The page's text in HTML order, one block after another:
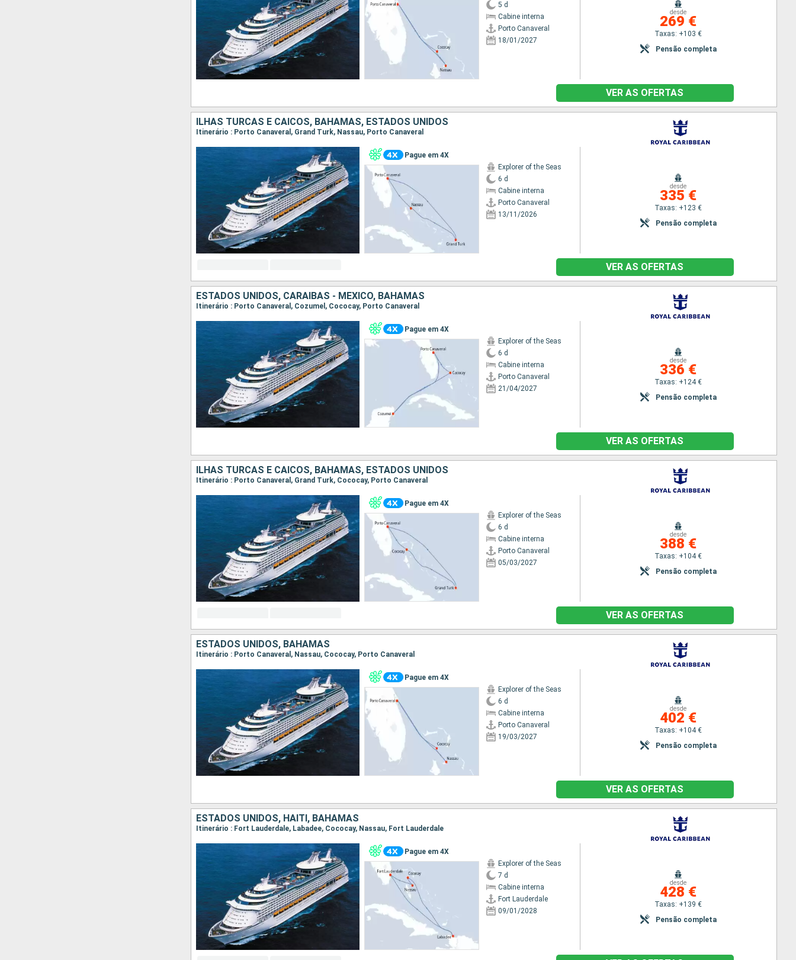
5 d
Cabine interna
Porto Canaveral
18/01/2027
desde
269 €
Taxas: +103 €
Pensão completa
VER AS OFERTAS
ILHAS TURCAS E CAICOS, BAHAMAS, ESTADOS UNIDOS
Itinerário : Porto Canaveral, Grand Turk, Nassau, Porto Canaveral
Pague em 4X
Explorer of the Seas
6 d
Cabine interna
Porto Canaveral
13/11/2026
desde
335 €
Taxas: +123 €
Pensão completa
VER AS OFERTAS
ESTADOS UNIDOS, CARAIBAS - MEXICO, BAHAMAS
Itinerário : Porto Canaveral, Cozumel, Cococay, Porto Canaveral
Pague em 4X
Explorer of the Seas
6 d
Cabine interna
Porto Canaveral
21/04/2027
desde
336 €
Taxas: +124 €
Pensão completa
VER AS OFERTAS
ILHAS TURCAS E CAICOS, BAHAMAS, ESTADOS UNIDOS
Itinerário : Porto Canaveral, Grand Turk, Cococay, Porto Canaveral
Pague em 4X
Explorer of the Seas
6 d
Cabine interna
Porto Canaveral
05/03/2027
desde
388 €
Taxas: +104 €
Pensão completa
VER AS OFERTAS
ESTADOS UNIDOS, BAHAMAS
Itinerário : Porto Canaveral, Nassau, Cococay, Porto Canaveral
Pague em 4X
Explorer of the Seas
6 d
Cabine interna
Porto Canaveral
19/03/2027
desde
402 €
Taxas: +104 €
Pensão completa
VER AS OFERTAS
ESTADOS UNIDOS, HAITI, BAHAMAS
Itinerário : Fort Lauderdale, Labadee, Cococay, Nassau, Fort Lauderdale
Pague em 4X
Explorer of the Seas
7 d
Cabine interna
Fort Lauderdale
09/01/2028
desde
428 €
Taxas: +139 €
Pensão completa